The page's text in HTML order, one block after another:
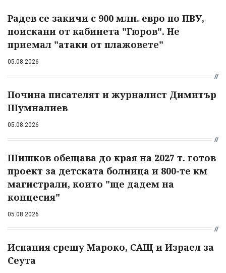
Радев се закичи с 900 млн. евро по ПВУ,
поискани от кабинета "Гюров". Не
приемал "атаки от плажовете"
05.08.2026
Почина писателят и журналист Димитър
Шумналиев
05.08.2026
Шишков обещава до края на 2027 т. готов
проект за детската болница и 800-те км
магистрали, които "ще дадем на
концесия"
05.08.2026
Испания срещу Мароко, САЩ и Израел за
Сеута